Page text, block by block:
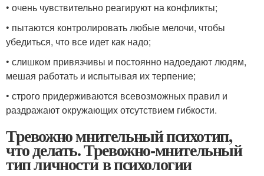
• очень чувствительно реагируют на конфликты;
• пытаются контролировать любые мелочи, чтобы
убедиться, что все идет как надо;
• слишком привязчивы и постоянно надоедают людям,
мешая работать и испытывая их терпение;
• строго придерживаются всевозможных правил и
раздражают окружающих отсутствием гибкости.
Тревожно мнительный психотип,
что делать. Тревожно-мнительный
тип личности в психологии